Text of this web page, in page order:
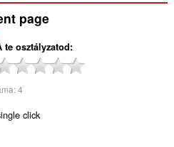
page
te osztályzatod
4
click